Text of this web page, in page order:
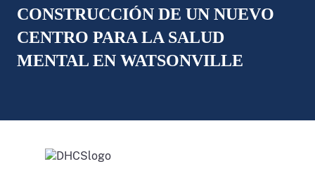
CONSTRUCCIÓN DE UN NUEVO
CENTRO PARA LA SALUD
MENTAL EN WATSONVILLE